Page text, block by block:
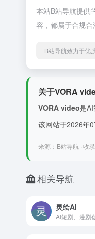
本站B站导航提供
容，都属于合规
B站导航致力于优
关于VORA
VORA video是
该网站于2026年
来源：B站导航 · 收
相关导航
灵绘AI